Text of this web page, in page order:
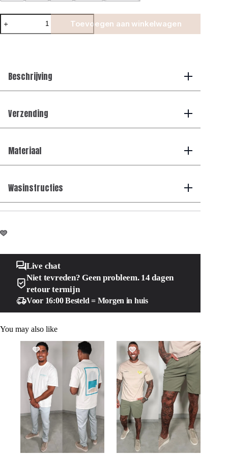
Suede
Reversible
Bodywarmer
Toevoegen aan winkelwagen
Beschrijving
Verzending
Materiaal
Wasinstructies
Live chat
Niet tevreden? Geen probleem. 14 dagen
retour termijn
Voor 16:00 Besteld = Morgen in huis
You may also like
SALE! SALE!